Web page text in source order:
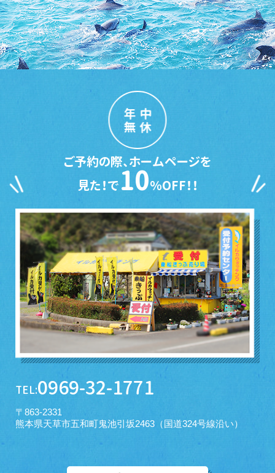
年中
無休
ご予約の際、ホームページを
見た！で10％OFF！！
TEL:0969-32-1771
〒863-2331
熊本県天草市五和町鬼池引坂2463（国道324号線沿い）